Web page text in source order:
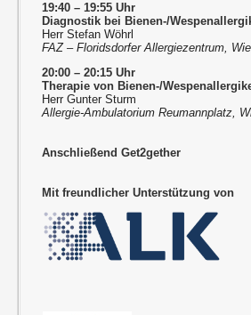
19:40 – 19:55 Uhr
Diagnostik bei Bienen-/
Herr Stefan Wöhrl
FAZ – Floridsdorfer Allergiezentrum,
20:00 – 20:15 Uhr
Therapie von Bienen-/
Herr Gunter Sturm
Allergie-Ambulatorium Reumannplatz,
Anschließend Get2gether
Mit freundlicher Unterstützung von